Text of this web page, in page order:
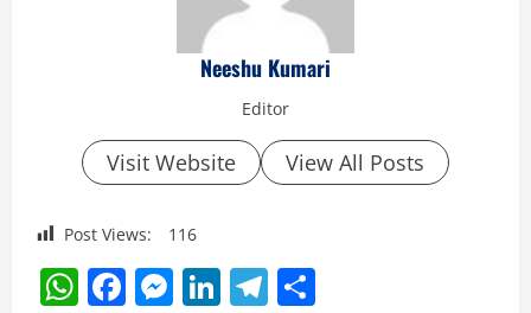
Neeshu Kumari
Editor
Visit Website View All Posts
Post Views: 116
WhatsApp
Facebook
Messenger
LinkedIn
Telegram